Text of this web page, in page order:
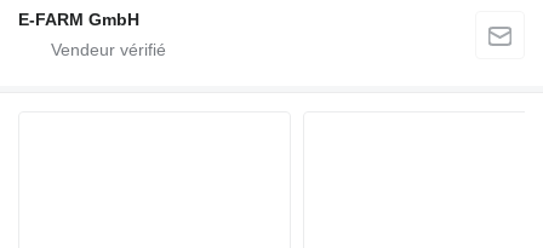
E-FARM GmbH